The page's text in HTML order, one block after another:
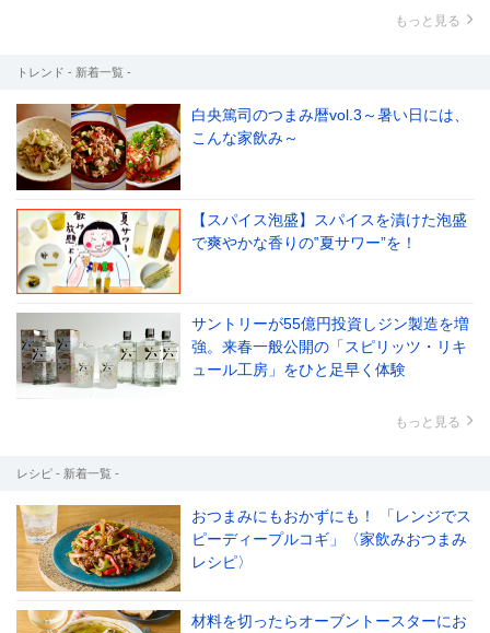
もっと見る
トレンド - 新着一覧 -
白央篤司のつまみ暦vol.3～暑い日には、
こんな家飲み～
【スパイス泡盛】スパイスを漬けた泡盛
で爽やかな香りの‟夏サワー”を！
サントリーが55億円投資しジン製造を増
強。来春一般公開の「スピリッツ・リキ
ュール工房」をひと足早く体験
もっと見る
レシピ - 新着一覧 -
おつまみにもおかずにも！ 「レンジでス
ピーディープルコギ」〈家飲みおつまみ
レシピ〉
材料を切ったらオーブントースターにお